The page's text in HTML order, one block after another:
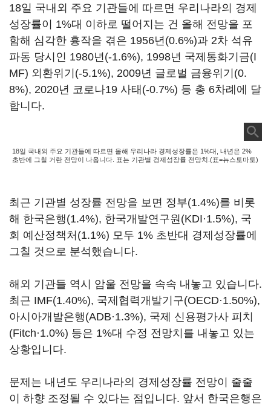
18일 국내외 주요 기관들에 따르면 우리나라의 경제
성장률이 1%대 이하로 떨어지는 건 올해 전망을 포
함해 심각한 흉작을 겪은 1956년(0.6%)과 2차 석유
파동 당시인 1980년(-1.6%), 1998년 국제통화기금(I
MF) 외환위기(-5.1%), 2009년 글로벌 금융위기(0.
8%), 2020년 코로나19 사태(-0.7%) 등 총 6차례에 달
합니다.
18일 국내외 주요 기관들에 따르면 올해 우리나라 경제성장률은 1%대, 내년은 2%
초반에 그칠 거란 전망이 나옵니다. 표는 기관별 경제성장률 전망치.(표=뉴스토마토)
최근 기관별 성장률 전망을 보면 정부(1.4%)를 비롯
해 한국은행(1.4%), 한국개발연구원(KDI·1.5%), 국
회 예산정책처(1.1%) 모두 1% 초반대 경제성장률에
그칠 것으로 분석했습니다.
해외 기관들 역시 암울 전망을 속속 내놓고 있습니다.
최근 IMF(1.40%), 국제협력개발기구(OECD·1.50%),
아시아개발은행(ADB·1.3%), 국제 신용평가사 피치
(Fitch·1.0%) 등은 1%대 수정 전망치를 내놓고 있는
상황입니다.
문제는 내년도 우리나라의 경제성장률 전망이 줄줄
이 하향 조정될 수 있다는 점입니다. 앞서 한국은행은